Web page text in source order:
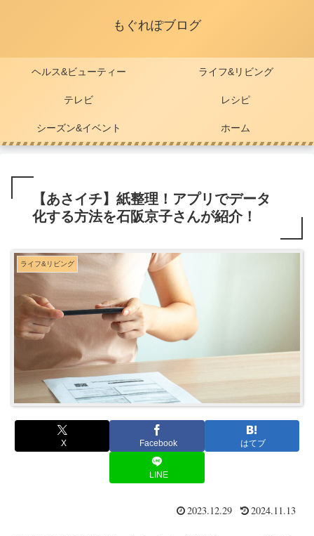
もぐれぽブログ
ヘルス&ビューティー ライフ&リビング
テレビ レシピ
シーズン&イベント ホーム
【あさイチ】紙整理！アプリでデータ
化する方法を石阪京子さんが紹介！
ライフ&リビング
X Facebook はてブ
LINE
2023.12.29 2024.11.13